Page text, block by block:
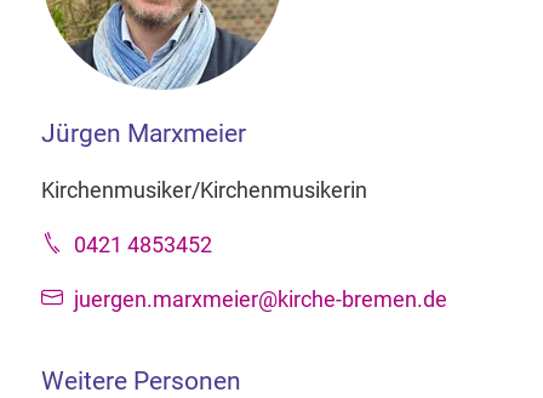
Jürgen Marxmeier
Kirchenmusiker/Kirchenmusikerin
0421 4853452
juergen.marxmeier@kirche-bremen.de
Weitere Personen